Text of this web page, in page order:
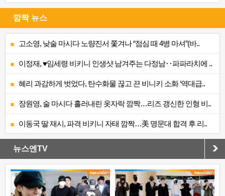
깜짝 뉴스
고소영, 낮술 마시다 노량진서 쫓겨나 “점심 때 4병 마셔”(바..
이정재, ♥임세령 비키니 인생샷 남겨주는 다정남‥파파라치에 ..
혜리 과감하게 벗었다, 탄수화물 끊고 끈 비니키 소화 ‘역대급..
장원영, 술 마시다 흘러내린 옷자락 깜짝…리즈 갱신한 인형 비..
이동국 딸 재시, 파격 비키니 자태 깜짝…美 명문대 합격 후 리..
뉴스엔TV